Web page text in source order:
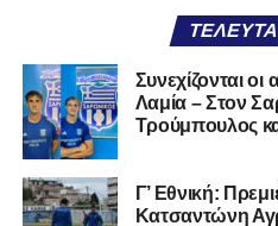
με τον διαιτητή να δείχνει
πλευρές, χωρίς όμως να
Το δεύτερο ημίχρονο
δεύτερο γκολ της Ελασσόνας
ακόμη περισσότερο το
57’, ο Αλτάνης δοκίμασε ένα
πέρασε άουτ, ενώ λίγα λεπτά
Συνεχίζονται
Λαμία – Στον
Τρούμπουλος
Γ’ Εθνική:
Κατσαντώνη